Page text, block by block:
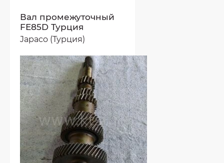
Вал промежуточный
FE85D Турция
Japaco (Турция)